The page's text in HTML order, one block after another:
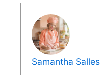
Samantha Salles